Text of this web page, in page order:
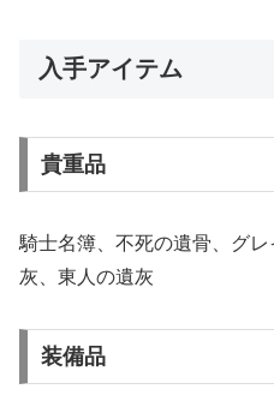
入手アイテム
貴重品
騎士名簿、不死の遺骨、グ
灰、東人の遺灰
装備品